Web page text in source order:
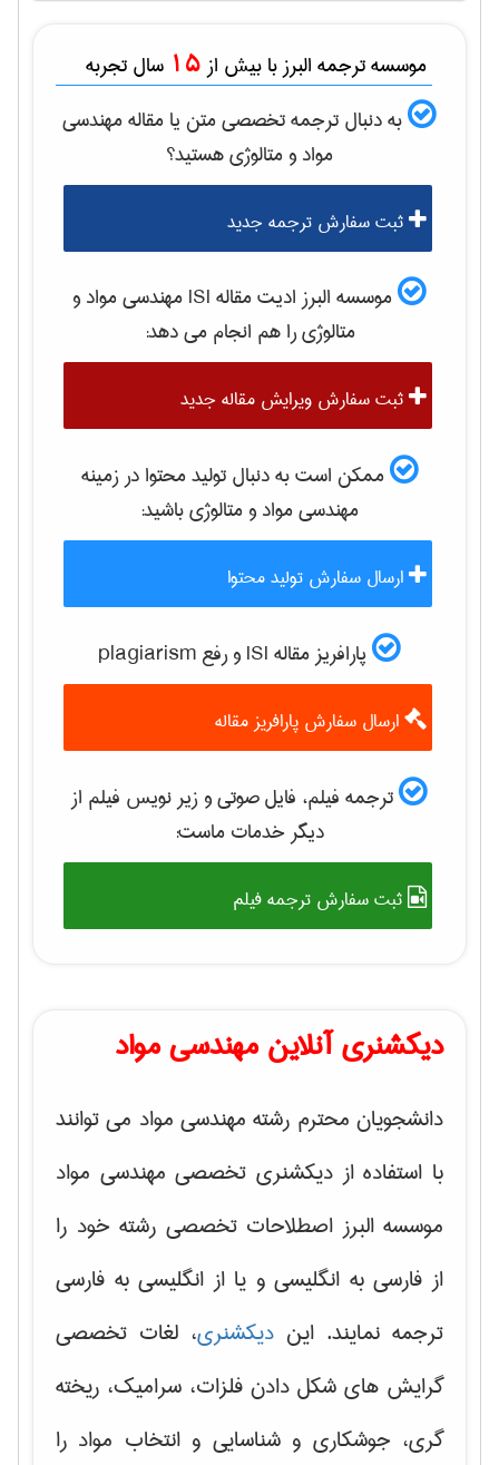
موسسه ترجمه البرز با بیش از 15 سال تجربه
به دنبال ترجمه تخصصی متن یا مقالهمهندسی
مواد و متالوژیهستید؟
ثبت سفارش ترجمه جدید
موسسه البرز ادیت مقاله ISI
مهندسی مواد و
متالوژیرا هم انجام می دهد:
ثبت سفارش ویرایش مقاله جدید
ممکن است به دنبال تولید محتوا در زمینه
مهندسی مواد و متالوژیباشید:
ارسال سفارش تولید محتوا
پارافریز مقاله ISI و رفع plagiarism
ارسال سفارش پارافریز مقاله
ترجمه فیلم، فایل صوتی و زیر نویس فیلم از
دیگر خدمات ماست:
ثبت سفارش ترجمه فیلم
دیکشنری آنلاین مهندسی مواد
دانشجویان محترم رشته مهندسی مواد می توانند
با استفاده از دیکشنری تخصصی مهندسی مواد
موسسه البرز اصطلاحات تخصصی رشته خود را
از فارسی به انگلیسی و یا از انگلیسی به فارسی
ترجمه نمایند. این دیکشنری، لغات تخصصی
گرایش های شکل دادن فلزات، سرامیک، ریخته
گری، جوشکاری و شناسایی و انتخاب مواد را